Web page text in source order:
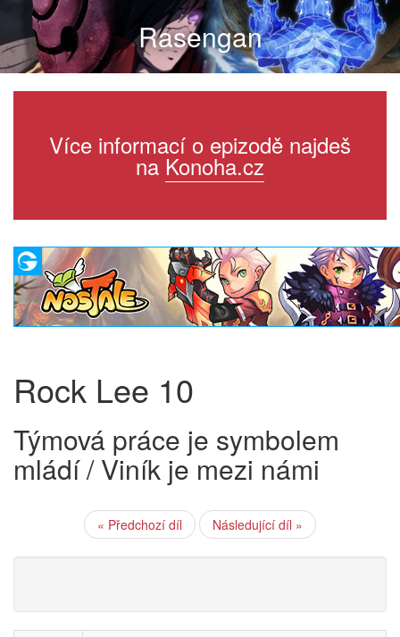
Rasengan
Více informací o epizodě najdeš
na Konoha.cz
Rock Lee 10
Týmová práce je symbolem
mládí / Viník je mezi námi
« Předchozí díl Následující díl »